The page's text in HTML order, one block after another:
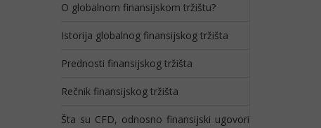
O globalnom finansijskom tržištu?
Istorija globalnog finansijskog tržišta
Prednosti finansijskog tržišta
Rečnik finansijskog tržišta
Šta su CFD, odnosno finansijski ugovori